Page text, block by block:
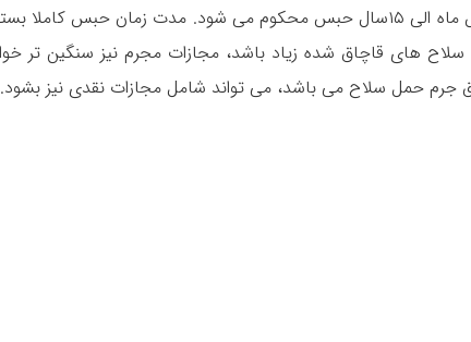
در صورت ارتکاب این جرم، طبق قانون مجرم به شش ماه الی ۱۵سال حبس محکوم می شود. مدت زمان حبس
های قاچاق شده زیاد باشد، مجازات مجرم نیز سنگین تر
جرم حمل سلاح می باشد، می تواند شامل مجازات نقدی نیز بشود.